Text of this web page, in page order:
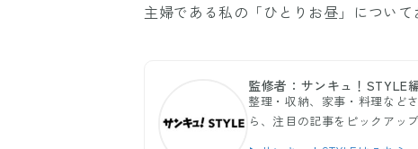
主婦である私の「ひとりお昼」について
監修者：サンキュ！STYLE
整理・収納、家事・料理など
ら、注目の記事をピックアッ